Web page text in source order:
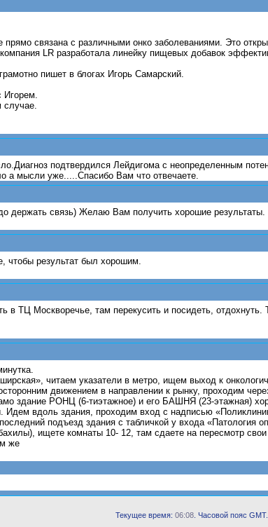
прямо связана с различными онко заболеваниями. Это
LR разработала линейку пищевых добавок
пишет в блогах Игорь Самарский.
Игорем.
случае.
подтвердился Лейдигома с неопределенным
а мысли уже.....Спасибо Вам что отвечаете.
держать связь) Желаю Вам получить хорошие результаты.
чтобы результат был хорошим.
в ТЦ Москворечье, там перекусить и посидеть,
читаем указатели в метро, ищем выход к
движением в направлении к рынку, проходим
здание РОНЦ (6-тиэтажное) и его БАШНЯ (23-этажная)
Идем вдоль здания, проходим вход с надписью
подъезд здания с табличкой у входа «Патология
ищете комнаты 10- 12, там сдаете на пересмотр
же
Текущее время: 06:08 . Часовой пояс GMT.